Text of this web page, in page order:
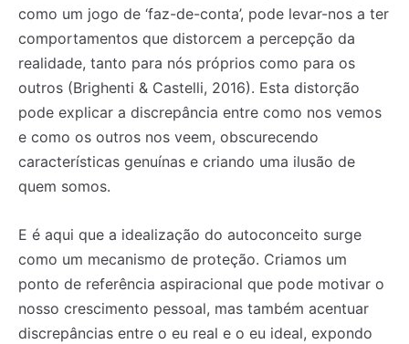
como um jogo de ‘faz-de-conta’, pode levar-nos a ter
comportamentos que distorcem a percepção da
realidade, tanto para nós próprios como para os
outros (Brighenti & Castelli, 2016). Esta distorção
pode explicar a discrepância entre como nos vemos
e como os outros nos veem, obscurecendo
características genuínas e criando uma ilusão de
quem somos.
E é aqui que a idealização do autoconceito surge
como um mecanismo de proteção. Criamos um
ponto de referência aspiracional que pode motivar o
nosso crescimento pessoal, mas também acentuar
discrepâncias entre o eu real e o eu ideal, expondo